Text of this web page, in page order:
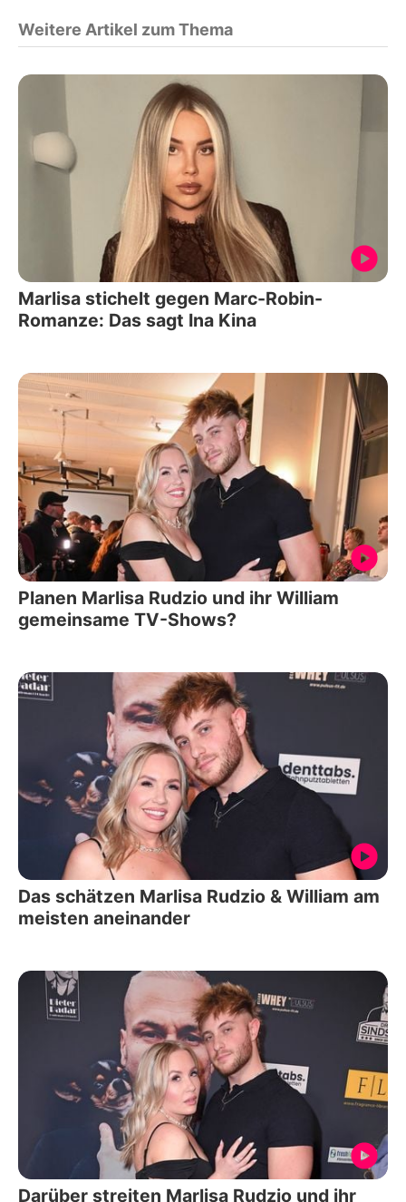
Weitere Artikel zum Thema
Marlisa stichelt gegen Marc-Robin-
Romanze: Das sagt Ina Kina
Planen Marlisa Rudzio und ihr William
gemeinsame TV-Shows?
Das schätzen Marlisa Rudzio & William am
meisten aneinander
Darüber streiten Marlisa Rudzio und ihr